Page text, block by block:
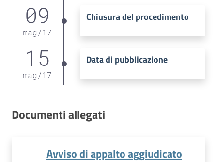
09
mag /17
Chiusura del procedimento
15
mag /17
Data di pubblicazione
Documenti allegati
Avviso di appalto aggiudicato